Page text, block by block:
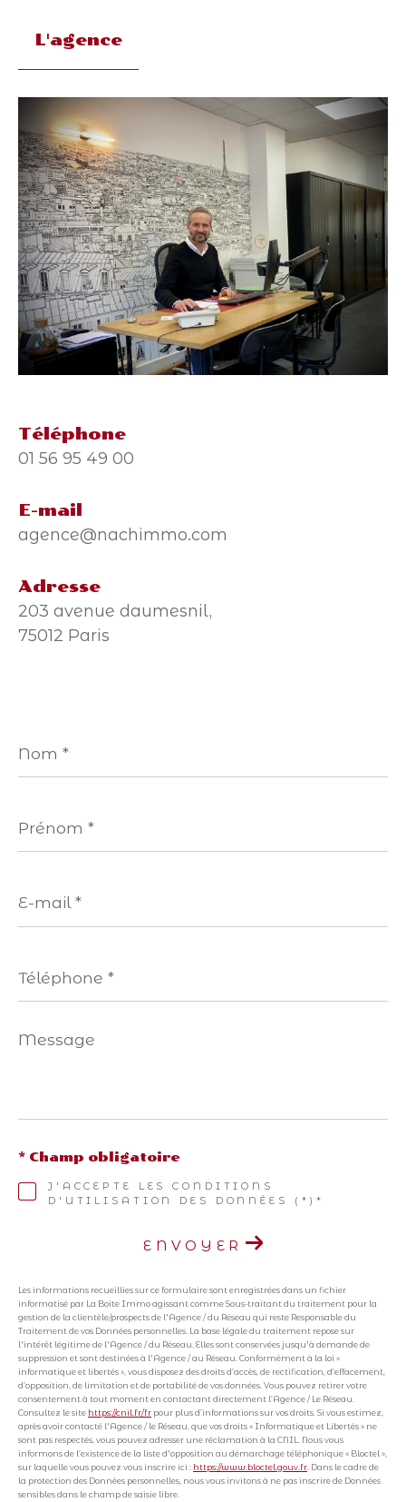
L'agence
Téléphone
01 56 95 49 00
E-mail
agence@nachimmo.com
Adresse
203 avenue daumesnil,
75012 Paris
*
*
mail
*
Message
*
J'ACCEPTE LES CONDITIONS
D'UTILISATION DES DONNÉES (*)*
* Champ obligatoire
ENVOYER
Les informations recueillies sur ce formulaire sont enregistrées dans un fichier
informatisé par La Boite Immo agissant comme Sous-traitant du traitement pour la
gestion de la clientèle/prospects de l'Agence / du Réseau qui reste Responsable du
Traitement de vos Données personnelles. La base légale du traitement repose sur
l'intérêt légitime de l'Agence / du Réseau. Elles sont conservées jusqu'à demande de
suppression et sont destinées à l'Agence / au Réseau. Conformément à la loi «
informatique et libertés », vous disposez des droits d’accès, de rectification, d’effacement,
d’opposition, de limitation et de portabilité de vos données. Vous pouvez retirer votre
consentement à tout moment en contactant directement l’Agence / Le Réseau.
Consultez le site https://cnil.fr/fr pour plus d’informations sur vos droits. Si vous estimez,
après avoir contacté l'Agence / le Réseau, que vos droits « Informatique et Libertés » ne
sont pas respectés, vous pouvez adresser une réclamation à la CNIL. Nous vous
informons de l’existence de la liste d'opposition au démarchage téléphonique « Bloctel »,
sur laquelle vous pouvez vous inscrire ici : https://www.bloctel.gouv.fr . Dans le cadre de
la protection des Données personnelles, nous vous invitons à ne pas inscrire de Données
sensibles dans le champ de saisie libre.